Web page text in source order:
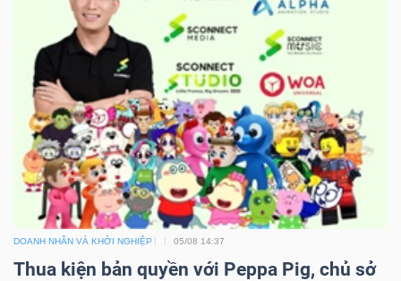
DOANH NHÂN VÀ KHỞI NGHIỆP 05/08 14:37
Thua kiện bản quyền với Peppa Pig, chủ sở
Thuật
ngữ
(-)
Dịch